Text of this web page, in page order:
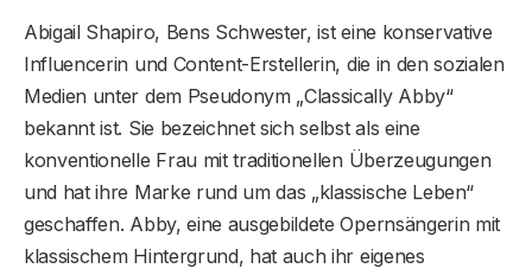
Abigail Shapiro, Bens Schwester, ist eine konservative
Influencerin und Content-Erstellerin, die in den sozialen
Medien unter dem Pseudonym „Classically Abby“
bekannt ist. Sie bezeichnet sich selbst als eine
konventionelle Frau mit traditionellen Überzeugungen
und hat ihre Marke rund um das „klassische Leben“
geschaffen. Abby, eine ausgebildete Opernsängerin mit
klassischem Hintergrund, hat auch ihr eigenes